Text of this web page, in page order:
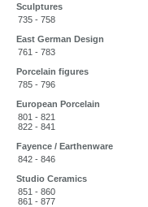
Sculptures
735 - 758
East German Design
761 - 783
Porcelain figures
785 - 796
European Porcelain
801 - 821
822 - 841
Fayence / Earthenware
842 - 846
Studio Ceramics
851 - 860
861 - 877